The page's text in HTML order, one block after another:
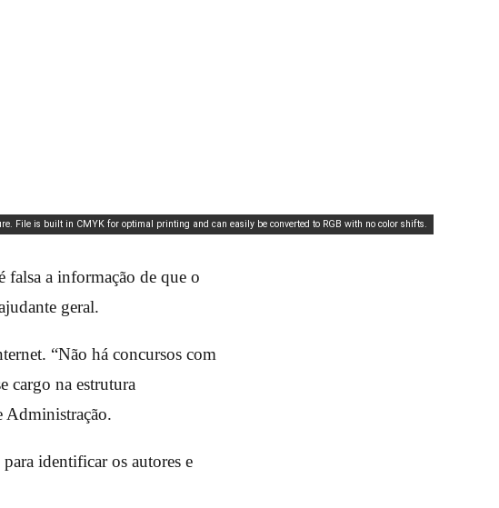
File is built in CMYK for optimal printing and can easily be converted to RGB with no color shifts.
falsa a informação de que o
geral.
“Não há concursos com
cargo na estrutura
Administração.
identificar os autores e